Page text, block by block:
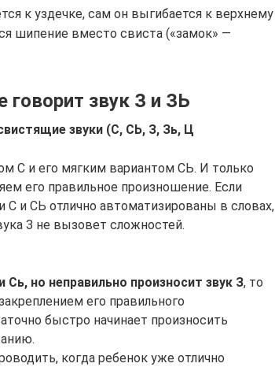
к уздечке, сам он выгибается к верхнему
шипение вместо свиста («замок» —
говорит звук З и ЗЬ
звуки (С, СЬ, З, Зь, Ц
С и его мягким вариантом СЬ. И только
его правильное произношение. Если
С и СЬ отлично автоматизированы в словах,
З не вызовет сложностей.
Сь, но неправильно произносит звук З, то
его правильного
быстро начинает произносить
когда ребенок уже отлично